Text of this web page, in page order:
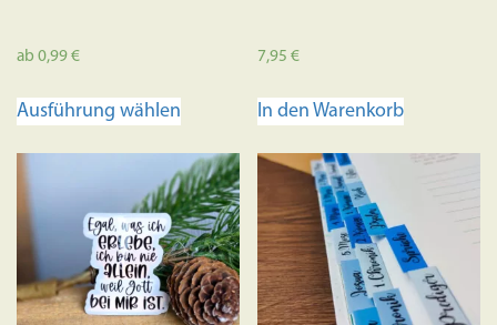
ab 0,99€
Ausführung wählen
mehrere
Varianten
auf.
Die
Optionen
können
7,95€
In den Warenkorb